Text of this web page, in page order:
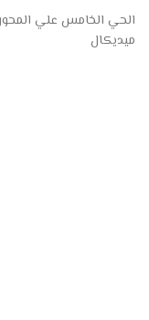
الحي الخامس علي
ميديكال